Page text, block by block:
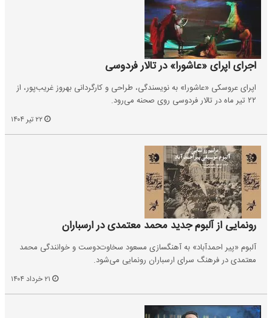
اجرای اپرای «عاشورا» در تالار فردوسی
اپرای عروسکی «عاشورا» به نویسندگی، طراحی و کارگردانی بهروز غریب‌پور، از
۲۲ تیر ماه در تالار فردوسی روی صحنه می‌رود.
رونمایی از آلبوم جدید محمد معتمدی در ارسباران
آلبوم «پیر احمدآباد» به آهنگسازی مسعود سخاوت‌دوست و خوانندگی محمد
معتمدی در فرهنگ سرای ارسباران رونمایی می‌شود.